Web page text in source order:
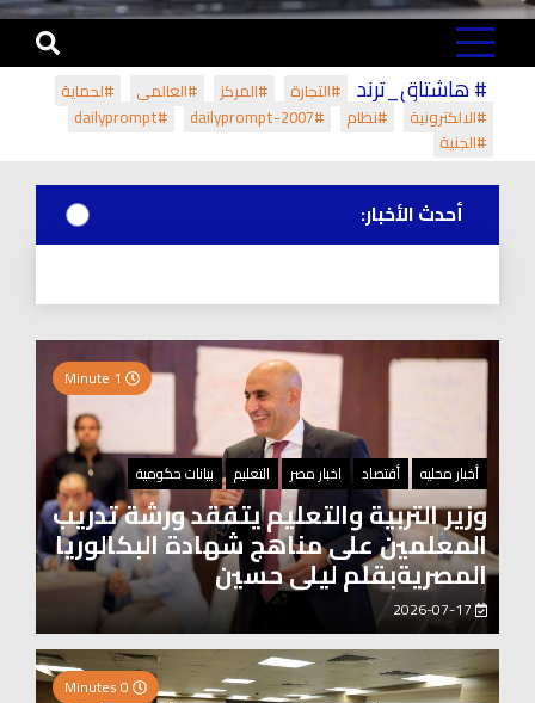
# هاشتاق_ترند #التجارة #المركز #العالمي
#لحماية
#الالكترونية
#نظام #dailyprompt-2007
#dailyprompt
#الجنية
أحدث الأخبار:
أخبار محليه أقتصاد اخبار مصر التعليم بيانات حكومية
وزير التربية والتعليم يتفقد ورشة تدريب
المعلمين على مناهج شهادة البكالوريا
المصريةبقلم ليلى حسين